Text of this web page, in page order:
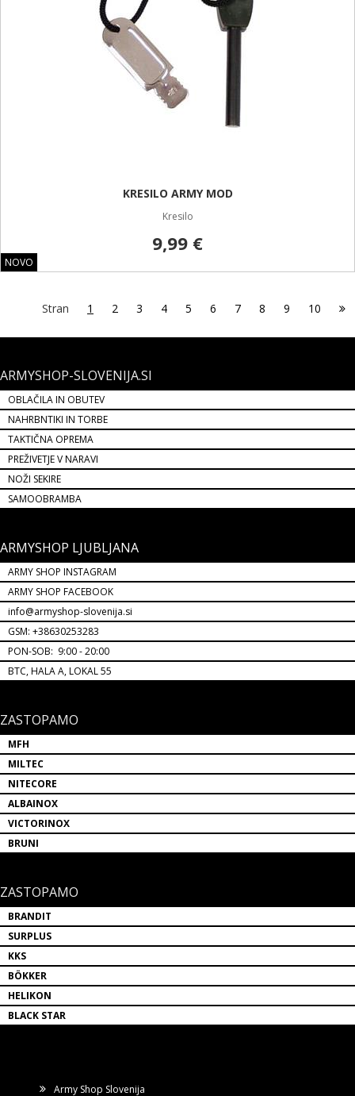
NOVO
KRESILO ARMY MOD
Kresilo
9,99 €
Stran 1 2 3 4 5 6 7 8 9 10
ARMYSHOP-SLOVENIJA.SI
OBLAČILA IN OBUTEV
NAHRBNTIKI IN TORBE
TAKTIČNA OPREMA
PREŽIVETJE V NARAVI
NOŽI SEKIRE
SAMOOBRAMBA
ARMYSHOP LJUBLJANA
ARMY SHOP INSTAGRAM
ARMY SHOP FACEBOOK
info@armyshop-slovenija.si
GSM: +38630253283
PON-SOB: 9:00 - 20:00
BTC, HALA A, LOKAL 55
ZASTOPAMO
MFH
MILTEC
NITECORE
ALBAINOX
VICTORINOX
BRUNI
ZASTOPAMO
BRANDIT
SURPLUS
KKS
BÖKKER
HELIKON
BLACK STAR
Army Shop Slovenija